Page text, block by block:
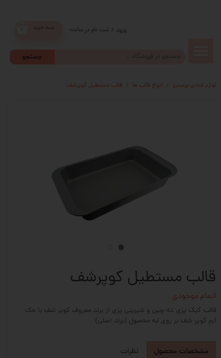
جستجو
سبد خرید ورود / ثبت نام در سایت
کاربری
لوازم قنادی پرستیژ انواع قالب ها قالب مستطیل کوپرشف
قالب مستطیل کوپرشف
اتمام موجودی
قالب کیک پزی ،ته چین و شیرینی پزی از برند معروف کوپر شف با حک
آرم کوپر شف بر روی لبه محصول (برند اصلی)
مشخصات محصول نظرات